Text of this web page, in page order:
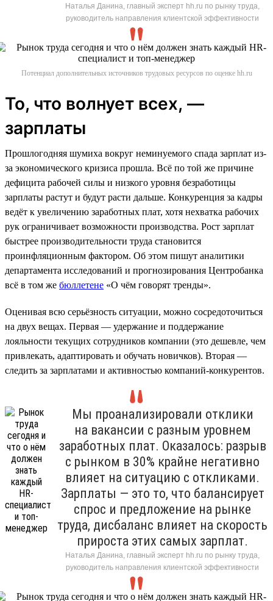
Наталья Данина, главный эксперт hh.ru по рынку труда,
руководитель направления клиентской эффективности
Потенциал дополнительных источников трудовых ресурсов по оценке hh.ru
То, что волнует всех, —
зарплаты
Прошлогодняя шумиха вокруг неминуемого спада зарплат из-
за экономического кризиса прошла. Всё по той же причине
дефицита рабочей силы и низкого уровня безработицы
зарплаты растут и будут расти дальше. Конкуренция за кадры
ведёт к увеличению заработных плат, хотя нехватка рабочих
рук ограничивает возможности производства. Рост зарплат
быстрее производительности труда становится
проинфляционным фактором. Об этом пишут аналитики
департамента исследований и прогнозирования Центробанка
всё в том же бюллетене «О чём говорят тренды».
Оценивая всю серьёзность ситуации, можно сосредоточиться
на двух вещах. Первая — удержание и поддержание
лояльности текущих сотрудников компании (это дешевле, чем
привлекать, адаптировать и обучать новичков). Вторая —
следить за зарплатами и активностью компаний-конкурентов.
Мы проанализировали отклики
на вакансии с разным уровнем
заработных плат. Оказалось: разрыв
с рынком в 30% крайне негативно
влияет на ситуацию с откликами.
Зарплаты — это то, что балансирует
спрос и предложение на рынке
труда, дисбаланс влияет на скорость
прироста этих самых зарплат.
Наталья Данина, главный эксперт hh.ru по рынку труда,
руководитель направления клиентской эффективности